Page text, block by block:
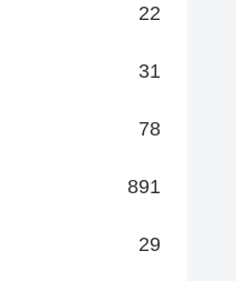
22
31
78
891
29